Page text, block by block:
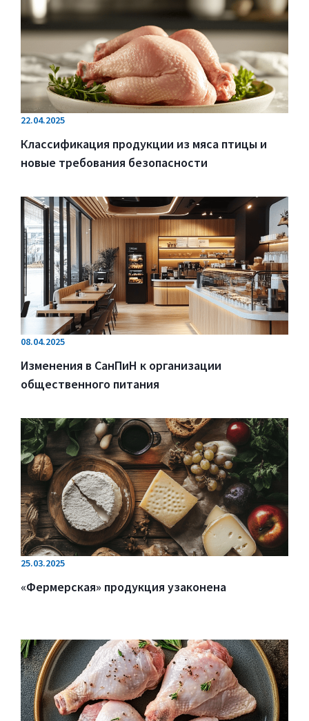
22.04.2025
Классификация продукции из мяса птицы и
новые требования безопасности
08.04.2025
Изменения в СанПиН к организации
общественного питания
25.03.2025
«Фермерская» продукция узаконена